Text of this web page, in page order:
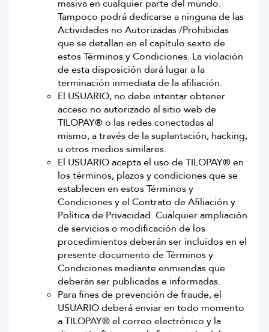
masiva en cualquier parte del mundo.
Tampoco podrá dedicarse a ninguna de las
Actividades no Autorizadas /Prohibidas
que se detallan en el capítulo sexto de
estos Términos y Condiciones. La violación
de esta disposición dará lugar a la
terminación inmediata de la afiliación.
El USUARIO, no debe intentar obtener
acceso no autorizado al sitio web de
TILOPAY® o las redes conectadas al
mismo, a través de la suplantación, hacking,
u otros medios similares.
El USUARIO acepta el uso de TILOPAY® en
los términos, plazos y condiciones que se
establecen en estos Términos y
Condiciones y el Contrato de Afiliación y
Política de Privacidad. Cualquier ampliación
de servicios o modificación de los
procedimientos deberán ser incluidos en el
presente documento de Términos y
Condiciones mediante enmiendas que
deberán ser publicadas e informadas.
Para fines de prevención de fraude, el
USUARIO deberá enviar en todo momento
a TILOPAY® el correo electrónico y la